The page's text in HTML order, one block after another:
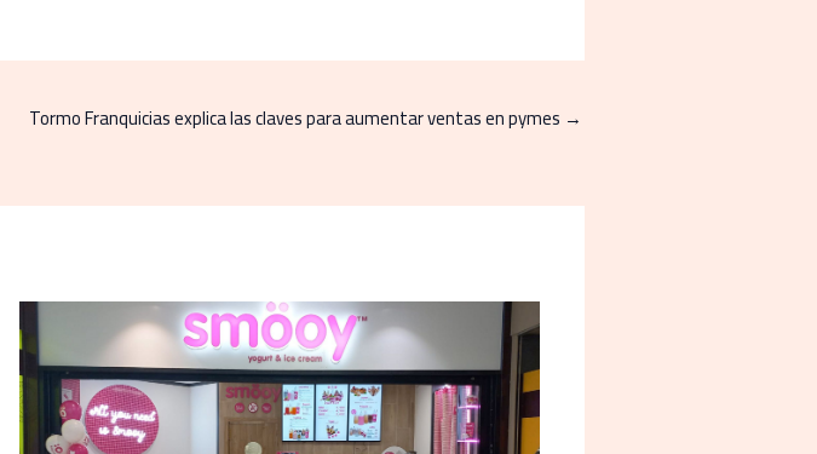
Tormo Franquicias explica las claves para aumentar ventas en pymes →